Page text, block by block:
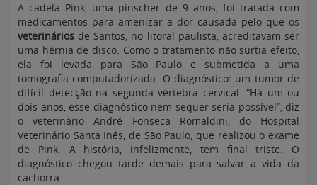
A cadela Pink, uma pinscher de 9 anos, foi tratada com
medicamentos para amenizar a dor causada pelo que os
veterinários de Santos, no litoral paulista, acreditavam ser
uma hérnia de disco. Como o tratamento não surtia efeito,
ela foi levada para São Paulo e submetida a uma
tomografia computadorizada. O diagnóstico: um tumor de
difícil detecção na segunda vértebra cervical. “Há um ou
dois anos, esse diagnóstico nem sequer seria possível”, diz
o veterinário André Fonseca Romaldini, do Hospital
Veterinário Santa Inês, de São Paulo, que realizou o exame
de Pink. A história, infelizmente, tem final triste. O
diagnóstico chegou tarde demais para salvar a vida da
cachorra.